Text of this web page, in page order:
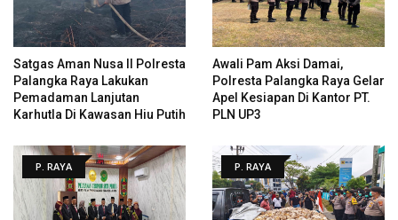
Satgas Aman Nusa II Polresta
Palangka Raya Lakukan
Pemadaman Lanjutan
Karhutla Di Kawasan Hiu Putih
Awali Pam Aksi Damai,
Polresta Palangka Raya Gelar
Apel Kesiapan Di Kantor PT.
PLN UP3
P. RAYA P. RAYA